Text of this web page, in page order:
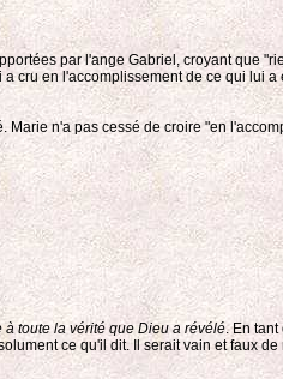
par l'ange Gabriel, croyant que
cru en l'accomplissement de ce qui lui a
Marie n'a pas cessé de croire "en
à toute la vérité que Dieu a révélé. En
ce qu'il dit. Il serait vain et faux